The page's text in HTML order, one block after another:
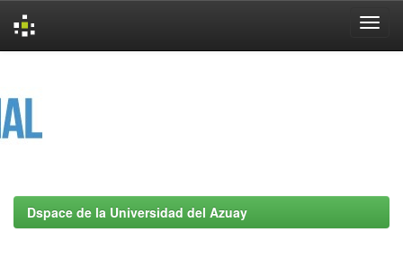
Dspace de la Universidad del Azuay